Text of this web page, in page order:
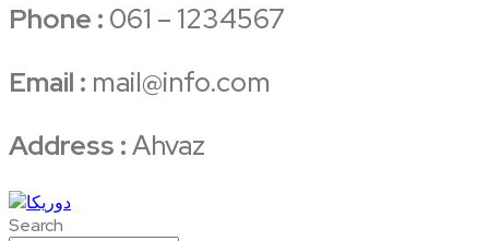
Phone : 061 – 1234567
Email : mail@info.com
Address :Ahvaz
Search